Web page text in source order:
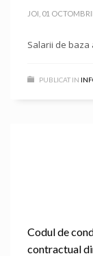
JOI, 01
Salarii de baza
PUBLICAT IN
Codul de
contractual